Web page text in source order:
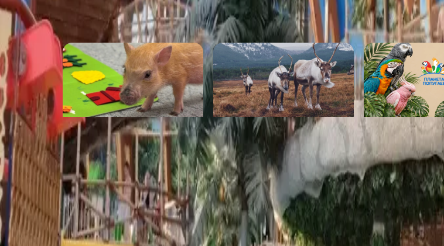
от 1 000 ₽ от 900 ₽ от 1 500 ₽
Ранчо с минипигами
«Хрюнчо»
от 1 000 ₽
Ферма Северных Оленей
«Дикая Земля»
от 700 ₽
Планета Попугаев
от 950 ₽
Стоимость · за 3 часа
от 990 ₽
Маршрут